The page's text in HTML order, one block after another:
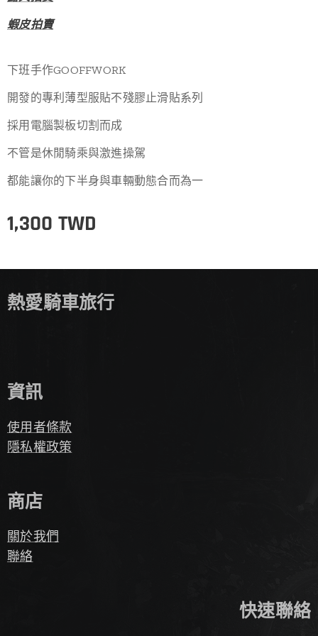
蝦皮拍賣
下班手作GOOFFWORK
開發的專利薄型服貼不殘膠止滑貼系列
採用電腦製板切割而成
不管是休閒騎乘與激進操駕
都能讓你的下半身與車輛動態合而為一
1,300 TWD
熱愛騎車旅行
資訊
使用者條款
隱私權政策
商店
關於我們
聯絡
快速聯絡